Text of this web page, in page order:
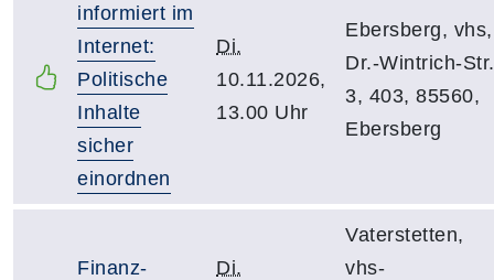
informiert im
Internet:
Politische
Inhalte
sicher
einordnen
Di.
10.11.2026,
13.00 Uhr
Ebersberg, vhs,
Dr.-Wintrich-Str.
3, 403, 85560,
Ebersberg
Finanz-
Di.
Vaterstetten,
vhs-